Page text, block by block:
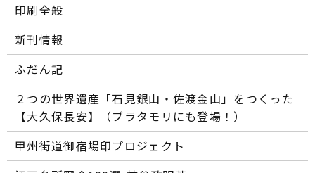
印刷全般
新刊情報
ふだん記
２つの世界遺産「石見銀山・佐渡金山」をつくった
【大久保長安】（ブラタモリにも登場！）
甲州街道御宿場印プロジェクト